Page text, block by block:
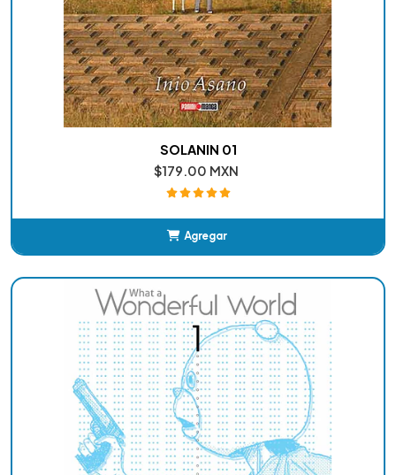
SOLANIN 01
$179.00 MXN
Agregar